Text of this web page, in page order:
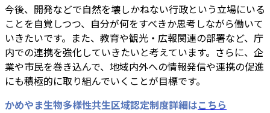
今後、開発などで自然を壊しかねない行政という立場にいる
ことを自覚しつつ、自分が何をすべきか思考しながら働いて
いきたいです。また、教育や観光・広報関連の部署など、庁
内での連携を強化していきたいと考えています。さらに、企
業や市民を巻き込んで、地域内外への情報発信や連携の促進
にも積極的に取り組んでいくことが目標です。
かめやま生物多様性共生区域認定制度詳細はこちら